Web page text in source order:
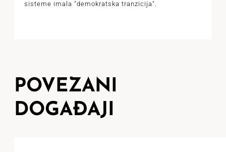
sisteme imala "demokratska tranzicija".
POVEZANI
DOGAĐAJI